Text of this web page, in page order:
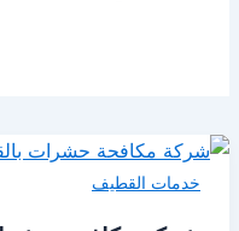
خدمات القطيف